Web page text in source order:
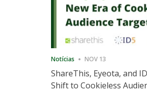
Notícias NOV 13
ShareThis, Eyeota, and
Shift to Cookieless